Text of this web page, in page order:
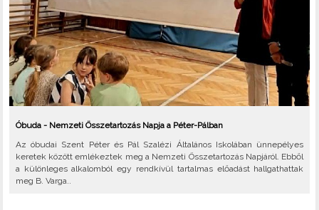
Óbuda - Nemzeti Összetartozás Napja a Péter-Pálban
Az óbudai Szent Péter és Pál Szalézi Általános Iskolában ünnepélyes
keretek között emlékeztek meg a Nemzeti Összetartozás Napjáról. Ebből
a különleges alkalomból egy rendkívül tartalmas előadást hallgathattak
meg B. Varga..